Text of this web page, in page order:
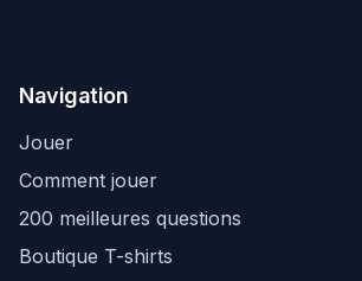
Navigation
Jouer
Comment jouer
200 meilleures questions
Boutique T-shirts